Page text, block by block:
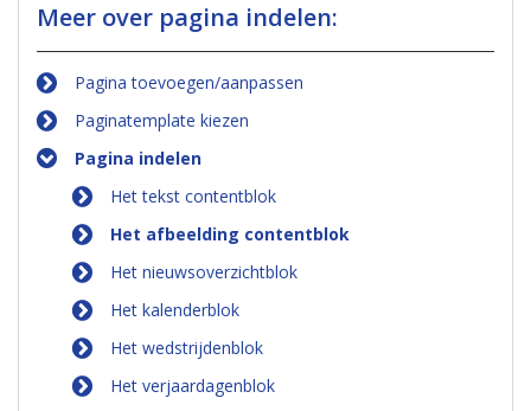
Meer over pagina indelen:
Pagina toevoegen/aanpassen
Paginatemplate kiezen
Pagina indelen
Het tekst contentblok
Het afbeelding contentblok
Het nieuwsoverzichtblok
Het kalenderblok
Het wedstrijdenblok
Het verjaardagenblok